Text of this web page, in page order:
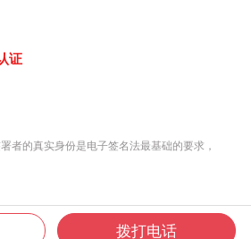
证
者的真实身份是电子签名法最基础的要求，
拨打电话